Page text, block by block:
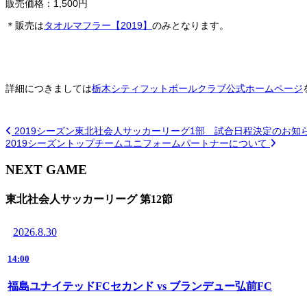
販売価格：1,500円
＊販売はタオルマフラー【2019】 のみとなります。
詳細につきましては栃木シティフットボールクラブ公式ホームページ
2019シーズン東北社会人サッカーリーグ1部 試合日程決定のお知
2019シーズントップチームユニフォームパートナーについて
NEXT GAME
東北社会人サッカーリーグ 第12節
2026.8.30
14:00
福島ユナイテッドFCセカンド vs ブランデュー弘前FC